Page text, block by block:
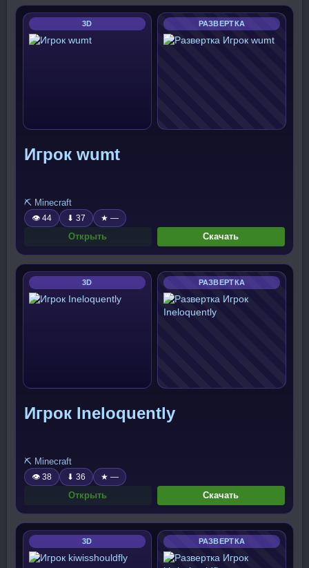
3D РАЗВЕРТКА
Игрок wumt
⛏️ Minecraft
👁 44 ⬇ 37 ★ —
Открыть Скачать
3D РАЗВЕРТКА
Игрок Ineloquently
⛏️ Minecraft
👁 38 ⬇ 36 ★ —
Открыть Скачать
3D РАЗВЕРТКА